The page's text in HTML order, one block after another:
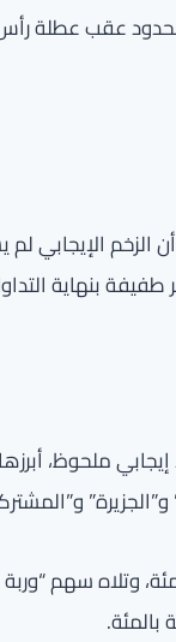
عقب عطلة
الإيجابي لم
بنهاية
ملحوظ،
و”الجزيرة”
وتلاه سهم